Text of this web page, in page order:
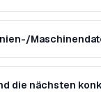
die nächsten